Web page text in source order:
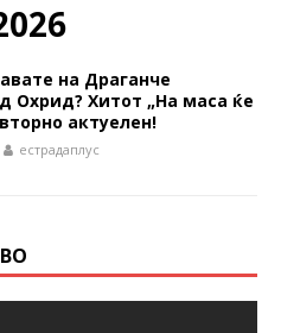
на Драганче
Охрид? Хитот „На маса ќе
актуелен!
естрадаплус